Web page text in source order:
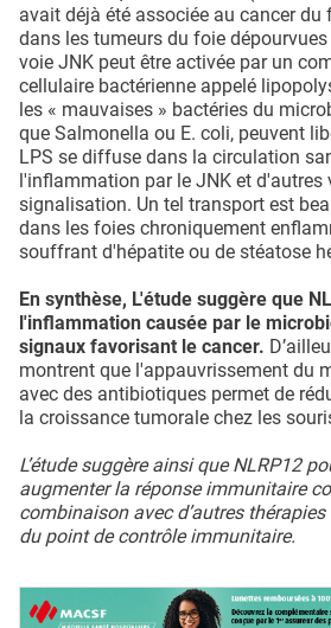
avait déjà été associée au cancer du
dans les tumeurs du foie dépourvues
voie JNK peut être activée par un
cellulaire bactérienne appelé
les « mauvaises » bactéries du
que Salmonella ou E. coli, peuvent
LPS se diffuse dans la circulation
l'inflammation par le JNK et d'autres
signalisation. Un tel transport est
dans les foies chroniquement
souffrant d'hépatite ou de stéatose
En synthèse, L'étude suggère que
l'inflammation causée par le
signaux favorisant le cancer.
montrent que l'appauvrissement du
avec des antibiotiques permet de
la croissance tumorale chez les
L’étude suggère ainsi que NLRP12
augmenter la réponse immunitaire
combinaison avec d’autres
du point de contrôle immunitaire.